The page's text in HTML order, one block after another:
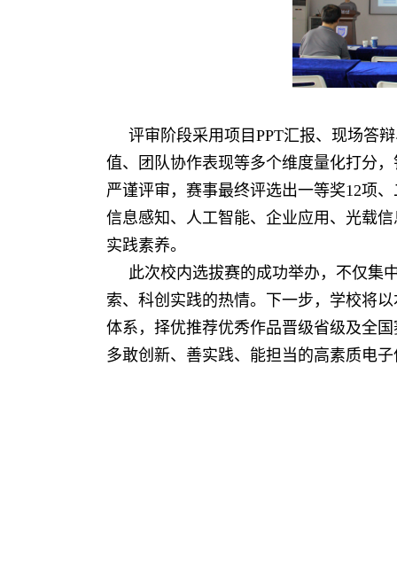
评审阶段采用项目 PPT汇报、现场答
值、团队协作表现等多个维度量化打分
严谨评审，赛事最终评选出一等奖12项、
信息感知、人工智能、企业应用、光载
实践素养。
此次校内选拔赛的成功举办，不仅集
索、科创实践的热情。下一步，学校将
体系，择优推荐优秀作品晋级省级及全
多敢创新、善实践、能担当的高素质电